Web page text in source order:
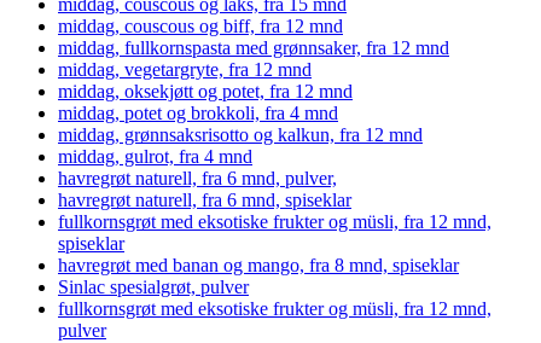
middag, couscous og laks, fra 15 mnd
middag, couscous og biff, fra 12 mnd
middag, fullkornspasta med grønnsaker, fra 12 mnd
middag, vegetargryte, fra 12 mnd
middag, oksekjøtt og potet, fra 12 mnd
middag, potet og brokkoli, fra 4 mnd
middag, grønnsaksrisotto og kalkun, fra 12 mnd
middag, gulrot, fra 4 mnd
havregrøt naturell, fra 6 mnd, pulver,
havregrøt naturell, fra 6 mnd, spiseklar
fullkornsgrøt med eksotiske frukter og müsli, fra 12 mnd,
spiseklar
havregrøt med banan og mango, fra 8 mnd, spiseklar
Sinlac spesialgrøt, pulver
fullkornsgrøt med eksotiske frukter og müsli, fra 12 mnd,
pulver